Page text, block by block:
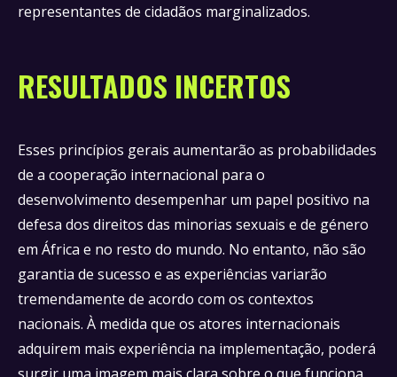
representantes de cidadãos marginalizados.
RESULTADOS INCERTOS
Esses princípios gerais aumentarão as probabilidades
de a cooperação internacional para o
desenvolvimento desempenhar um papel positivo na
defesa dos direitos das minorias sexuais e de género
em África e no resto do mundo. No entanto, não são
garantia de sucesso e as experiências variarão
tremendamente de acordo com os contextos
nacionais. À medida que os atores internacionais
adquirem mais experiência na implementação, poderá